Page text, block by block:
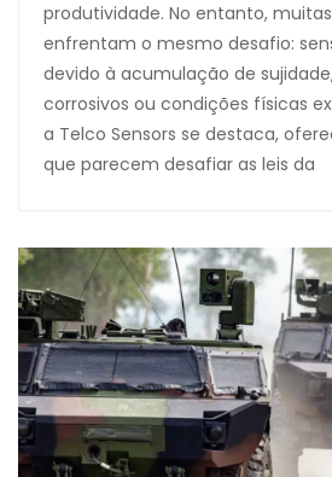
produtividade. No entanto,
enfrentam o mesmo desafio:
devido à acumulação de
corrosivos ou condições físicas
a Telco Sensors se destaca,
que parecem desafiar as leis da